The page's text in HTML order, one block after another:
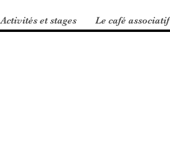
Activités et stages Le café associatif